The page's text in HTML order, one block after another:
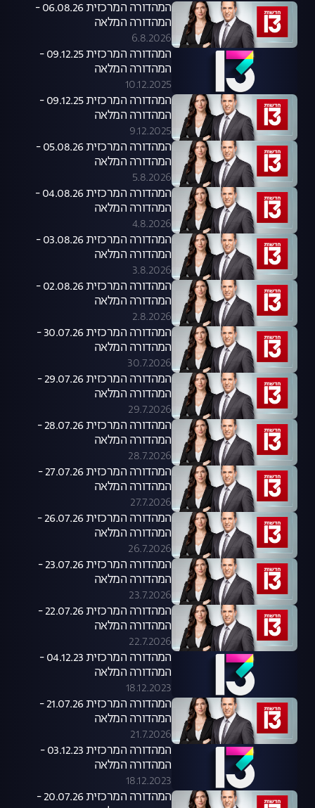
המהדורה המרכזית 06.08.26 -
המהדורה המלאה
6.8.2026
המהדורה המרכזית 09.12.25 -
המהדורה המלאה
10.12.2025
המהדורה המרכזית 09.12.25 -
המהדורה המלאה
9.12.2025
המהדורה המרכזית 05.08.26 -
המהדורה המלאה
5.8.2026
המהדורה המרכזית 04.08.26 -
המהדורה המלאה
4.8.2026
המהדורה המרכזית 03.08.26 -
המהדורה המלאה
3.8.2026
המהדורה המרכזית 02.08.26 -
המהדורה המלאה
2.8.2026
המהדורה המרכזית 30.07.26 -
המהדורה המלאה
30.7.2026
המהדורה המרכזית 29.07.26 -
המהדורה המלאה
29.7.2026
המהדורה המרכזית 28.07.26 -
המהדורה המלאה
28.7.2026
המהדורה המרכזית 27.07.26 -
המהדורה המלאה
27.7.2026
המהדורה המרכזית 26.07.26 -
המהדורה המלאה
26.7.2026
המהדורה המרכזית 23.07.26 -
המהדורה המלאה
23.7.2026
המהדורה המרכזית 22.07.26 -
המהדורה המלאה
22.7.2026
המהדורה המרכזית 04.12.23 -
המהדורה המלאה
18.12.2023
המהדורה המרכזית 21.07.26 -
המהדורה המלאה
21.7.2026
המהדורה המרכזית 03.12.23 -
המהדורה המלאה
18.12.2023
המהדורה המרכזית 20.07.26 -